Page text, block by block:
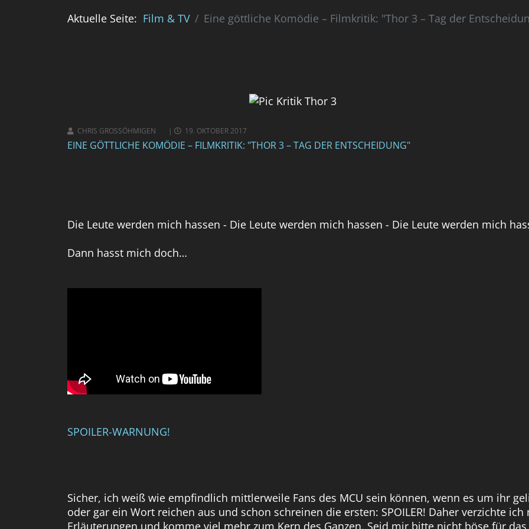
Aktuelle Seite: Film & TV Eine göttliche Komödie – Filmkritik: "Thor 3 – Tag der
CHRIS GROSSÖHMIGEN 19. OKTOBER 2017
EINE GÖTTLICHE KOMÖDIE – FILMKRITIK: "THOR 3 – TAG DER ENTSCHEIDUNG"
Die Leute werden mich hassen - Die Leute werden mich hassen - Die Leute werden mich
Dann hasst mich doch…
SPOILER-WARNUNG!
Sicher, ich weiß wie empfindlich mittlerweile Fans des MCU sein können, wenn es um ihr
oder gar ein Wort reichen aus und schon schreinen die ersten: SPOILER! Daher verzichte